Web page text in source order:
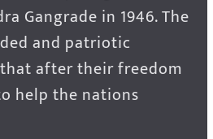
Gangrade in 1946. The
and patriotic
after their freedom
help the nations